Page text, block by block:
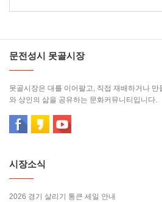
문전성시 못골시장
못골시장은 대를 이어팔고, 직접 재배하거나
와 상인의 삶을 공유하는 문화커뮤니티입니다.
시장소식
2026 경기 살리기 통큰 세일 안내